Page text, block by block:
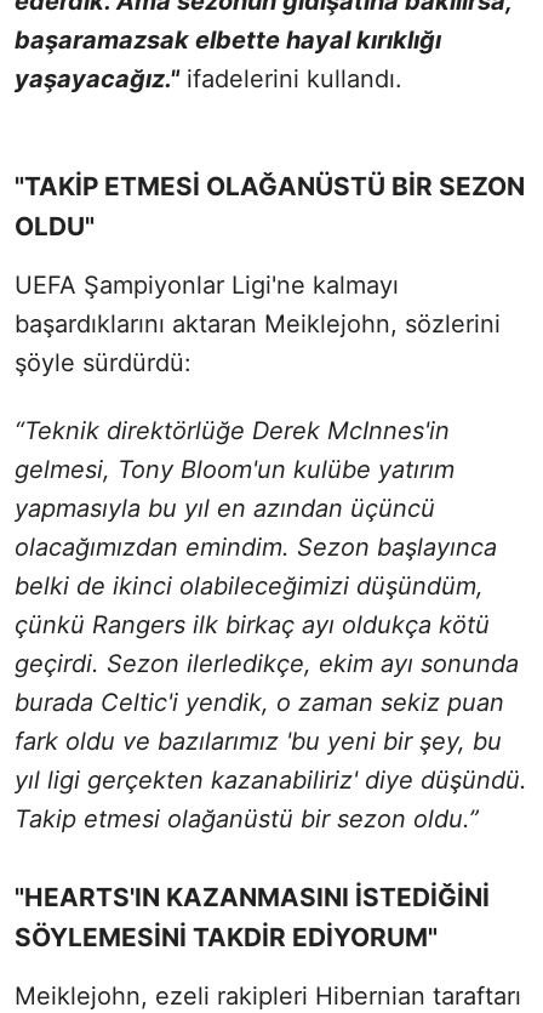
başaramazsak elbette hayal kırıklığı
yaşayacağız."ifadelerini kullandı.
"TAKİP ETMESİ OLAĞANÜSTÜ BİR SEZON
OLDU"
UEFA Şampiyonlar Ligi'ne kalmayı
başardıklarını aktaran Meiklejohn, sözlerini
şöyle sürdürdü:
“Teknik direktörlüğe Derek McInnes'in
gelmesi, Tony Bloom'un kulübe yatırım
yapmasıyla bu yıl en azından üçüncü
olacağımızdan emindim. Sezon başlayınca
belki de ikinci olabileceğimizi düşündüm,
çünkü Rangers ilk birkaç ayı oldukça kötü
geçirdi. Sezon ilerledikçe, ekim ayı sonunda
burada Celtic'i yendik, o zaman sekiz puan
fark oldu ve bazılarımız 'bu yeni bir şey, bu
yıl ligi gerçekten kazanabiliriz' diye düşündü.
Takip etmesi olağanüstü bir sezon oldu.”
"HEARTS'IN KAZANMASINI İSTEDİĞİNİ
SÖYLEMESİNİ TAKDİR EDİYORUM"
Meiklejohn, ezeli rakipleri Hibernian taraftarı